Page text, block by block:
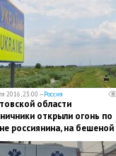
2016, 23:00 —Россия
области
открыли огонь по
россиянина, на бешеной
несшегося на Украину